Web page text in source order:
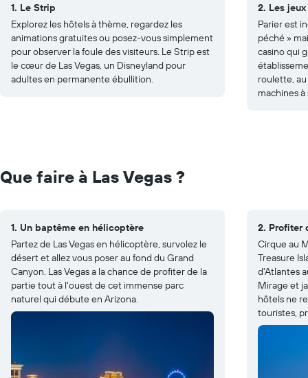
1. Le Strip
Explorez les hôtels à thème, regardez les
animations gratuites ou posez-vous simplement
pour observer la foule des visiteurs. Le Strip est
le cœur de Las Vegas, un Disneyland pour
adultes en permanente ébullition.
2. Les
Parier est
péché »
casino qui
roulette,
machines à
Que faire à Las Vegas ?
1. Un baptême en hélicoptère
Partez de Las Vegas en hélicoptère, survolez le
désert et allez vous poser au fond du Grand
Canyon. Las Vegas a la chance de profiter de la
partie tout à l'ouest de cet immense parc
naturel qui débute en Arizona.
2. Profiter
Cirque au
Treasure
d'Atlantes
Mirage et
hôtels ne
touristes,